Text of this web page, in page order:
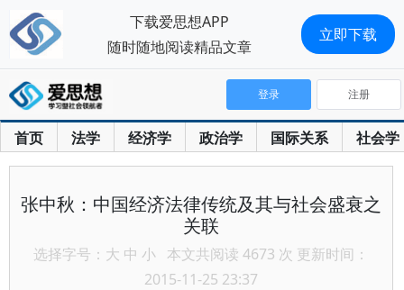
首页 法学 经济学 政治学 国际关系 社会学
登录 注册
张中秋：中国经济法律传统及其与社会盛衰之
关联
选择字号： 大 中 小 本文共阅读 4673 次 更新时间：
2015-11-25 23:37
下载爱思想APP
随时随地阅读精品文章
立即下载